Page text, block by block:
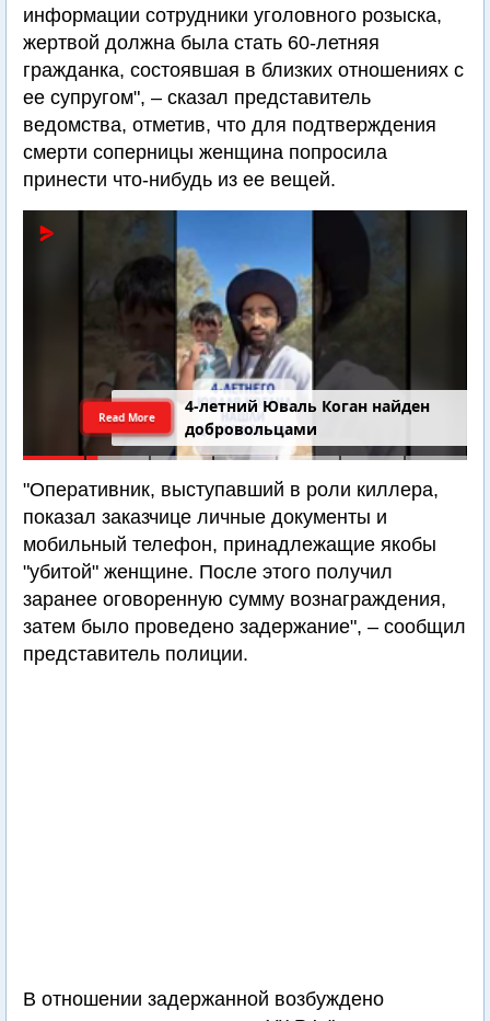
информации сотрудники уголовного розыска,
жертвой должна была стать 60-летняя
гражданка, состоявшая в близких отношениях с
ее супругом", – сказал представитель
ведомства, отметив, что для подтверждения
смерти соперницы женщина попросила
принести что-нибудь из ее вещей.
4-летний Юваль Коган найден
добровольцами
Read More
"Оперативник, выступавший в роли киллера,
показал заказчице личные документы и
мобильный телефон, принадлежащие якобы
"убитой" женщине. После этого получил
заранее оговоренную сумму вознаграждения,
затем было проведено задержание", – сообщил
представитель полиции.
В отношении задержанной возбуждено